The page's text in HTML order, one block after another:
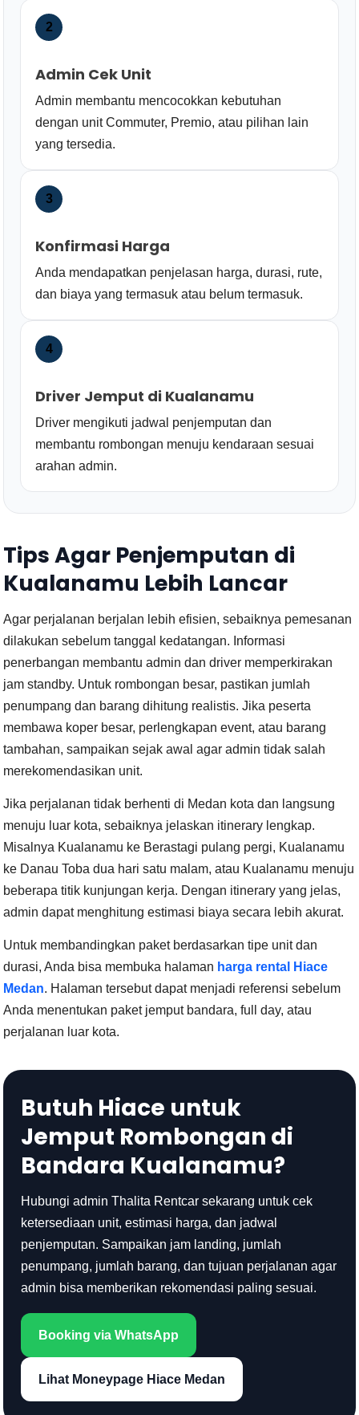
2
Admin Cek Unit
Admin membantu mencocokkan kebutuhan
dengan unit Commuter, Premio, atau pilihan lain
yang tersedia.
3
Konfirmasi Harga
Anda mendapatkan penjelasan harga, durasi, rute,
dan biaya yang termasuk atau belum termasuk.
4
Driver Jemput di Kualanamu
Driver mengikuti jadwal penjemputan dan
membantu rombongan menuju kendaraan sesuai
arahan admin.
Tips Agar Penjemputan di
Kualanamu Lebih Lancar
Agar perjalanan berjalan lebih efisien, sebaiknya pemesanan
dilakukan sebelum tanggal kedatangan. Informasi
penerbangan membantu admin dan driver memperkirakan
jam standby. Untuk rombongan besar, pastikan jumlah
penumpang dan barang dihitung realistis. Jika peserta
membawa koper besar, perlengkapan event, atau barang
tambahan, sampaikan sejak awal agar admin tidak salah
merekomendasikan unit.
Jika perjalanan tidak berhenti di Medan kota dan langsung
menuju luar kota, sebaiknya jelaskan itinerary lengkap.
Misalnya Kualanamu ke Berastagi pulang pergi, Kualanamu
ke Danau Toba dua hari satu malam, atau Kualanamu menuju
beberapa titik kunjungan kerja. Dengan itinerary yang jelas,
admin dapat menghitung estimasi biaya secara lebih akurat.
Untuk membandingkan paket berdasarkan tipe unit dan
durasi, Anda bisa membuka halaman harga rental Hiace
Medan. Halaman tersebut dapat menjadi referensi sebelum
Anda menentukan paket jemput bandara, full day, atau
perjalanan luar kota.
Butuh Hiace untuk
Jemput Rombongan di
Bandara Kualanamu?
Hubungi admin Thalita Rentcar sekarang untuk cek
ketersediaan unit, estimasi harga, dan jadwal
penjemputan. Sampaikan jam landing, jumlah
penumpang, jumlah barang, dan tujuan perjalanan agar
admin bisa memberikan rekomendasi paling sesuai.
Booking via WhatsApp
Lihat Moneypage Hiace Medan